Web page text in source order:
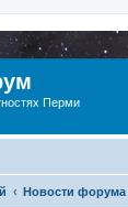
Перми
Новости форума